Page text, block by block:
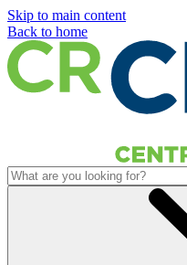
Skip to main content
Back to home